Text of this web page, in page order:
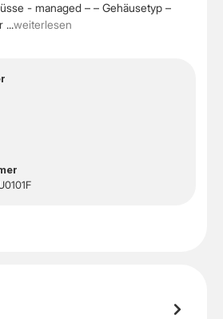
- managed – – Gehäusetyp –
...weiterlesen